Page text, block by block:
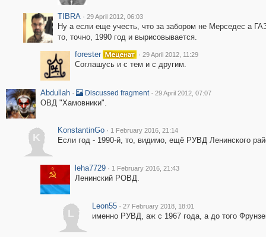
TIBRA · 29 April 2012, 06:03
Ну а если еще учесть, что за забором не Мерседес а
то, точно, 1990 год и вырисовывается.
forester
· 29 April 2012, 11:29
Соглашусь и с тем и с другим.
Abdullah · Discussed fragment · 29 April 2012, 07:07
ОВД "Хамовники".
K
KonstantinGo · 1 February 2016, 21:14
Если год - 1990-й, то, видимо, ещё РУВД Ленинского
leha7729 · 1 February 2016, 21:43
Ленинский РОВД.
L
Leon55 · 27 February 2018, 18:01
именно РУВД, аж с 1967 года, а до того